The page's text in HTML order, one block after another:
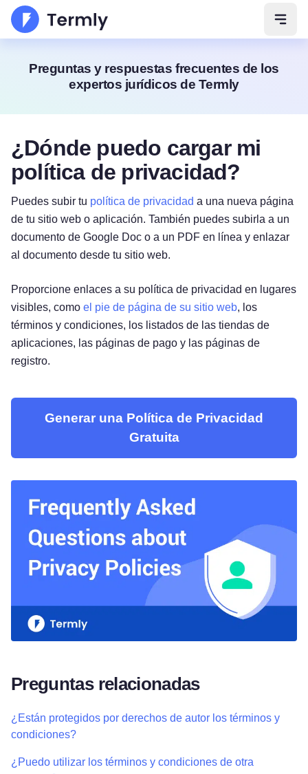
Abrir
Preguntas y respuestas frecuentes de los
expertos jurídicos de Termly
¿Dónde puedo cargar mi
política de privacidad?
Puedes subir tu política de privacidad a una nueva página
de tu sitio web o aplicación. También puedes subirla a un
documento de Google Doc o a un PDF en línea y enlazar
al documento desde tu sitio web.
Proporcione enlaces a su política de privacidad en lugares
visibles, como el pie de página de su sitio web, los
términos y condiciones, los listados de las tiendas de
aplicaciones, las páginas de pago y las páginas de
registro.
Generar una Política de Privacidad
Gratuita
Preguntas relacionadas
¿Están protegidos por derechos de autor los términos y
condiciones?
¿Puedo utilizar los términos y condiciones de otra